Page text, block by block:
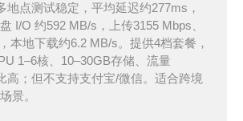
地点测试稳定，平均延迟约277ms，
I/O 约592 MB/s，上传3155 Mbps、
本地下载约6.2 MB/s。提供4档套餐，
1–6核、10–30GB存储、流量
高；但不支持支付宝/微信。适合跨境
景。